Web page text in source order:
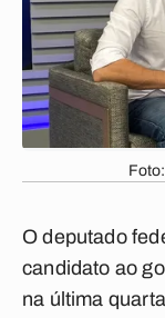
O deputado
candidato ao
na última